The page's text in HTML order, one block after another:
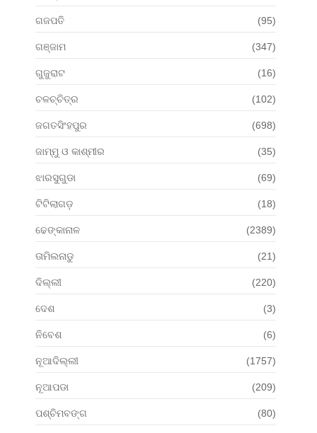
ଗଜପତି (95)
ଗଞ୍ଜାମ (347)
ଗୁଜୁରାଟ (16)
ଚଳଚ୍ଚିତ୍ର (102)
ଜଗତସିଂହପୁର (698)
ଜାମ୍ମୁ ଓ କାଶ୍ମୀର (35)
ଝାରସୁଗୁଡା (69)
ଟିଟିଲାଗଡ଼ (18)
ଢେଙ୍କାନାଳ (2389)
ତାମିଲନାଡୁ (21)
ଦିଲ୍ଲୀ (220)
ଦେଶ (3)
ନିବେଶ (6)
ନୂଆଦିଲ୍ଲୀ (1757)
ନୂଆପଡା (209)
ପଶ୍ଚିମବଙ୍ଗ (80)